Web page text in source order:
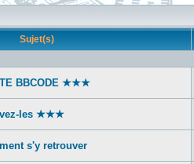
Sujet(s)
BBCODE ★★★
les ★★★
s'y retrouver‎